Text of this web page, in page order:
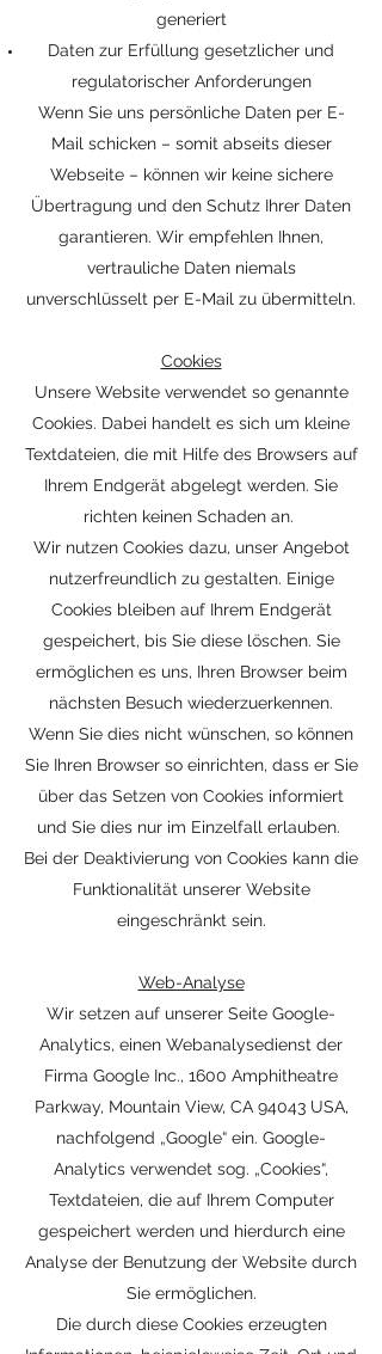
generiert
Daten zur Erfüllung gesetzlicher und
regulatorischer Anforderungen
Wenn Sie uns persönliche Daten per E-
Mail schicken – somit abseits dieser
Webseite – können wir keine sichere
Übertragung und den Schutz Ihrer Daten
garantieren. Wir empfehlen Ihnen,
vertrauliche Daten niemals
unverschlüsselt per E-Mail zu übermitteln.
Cookies
Unsere Website verwendet so genannte
Cookies. Dabei handelt es sich um kleine
Textdateien, die mit Hilfe des Browsers auf
Ihrem Endgerät abgelegt werden. Sie
richten keinen Schaden an.
Wir nutzen Cookies dazu, unser Angebot
nutzerfreundlich zu gestalten. Einige
Cookies bleiben auf Ihrem Endgerät
gespeichert, bis Sie diese löschen. Sie
ermöglichen es uns, Ihren Browser beim
nächsten Besuch wiederzuerkennen.
Wenn Sie dies nicht wünschen, so können
Sie Ihren Browser so einrichten, dass er Sie
über das Setzen von Cookies informiert
und Sie dies nur im Einzelfall erlauben.
Bei der Deaktivierung von Cookies kann die
Funktionalität unserer Website
eingeschränkt sein.
Web-Analyse
Wir setzen auf unserer Seite Google-
Analytics, einen Webanalysedienst der
Firma Google Inc., 1600 Amphitheatre
Parkway, Mountain View, CA 94043 USA,
nachfolgend „Google“ ein. Google-
Analytics verwendet sog. „Cookies“,
Textdateien, die auf Ihrem Computer
gespeichert werden und hierdurch eine
Analyse der Benutzung der Website durch
Sie ermöglichen.
Die durch diese Cookies erzeugten